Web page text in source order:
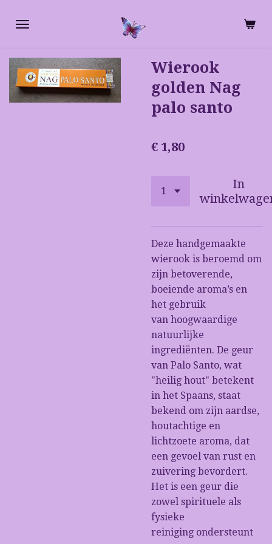
direct
de
hoofdinhoud
Wierook
golden Nag
palo santo
€ 1,80
In
Deze handgemaakte
wierook is beroemd om
zijn betoverende,
boeiende aroma’s en
het gebruik
van hoogwaardige
natuurlijke
ingrediënten. De geur
van Palo Santo, wat
"heilig hout" betekent
in het Spaans, staat
bekend om zijn aardse,
houtachtige en
lichtzoete aroma, dat
een gevoel van rust en
zuivering bevordert.
Het is een geur die
zowel spirituele als
fysieke
reiniging ondersteunt